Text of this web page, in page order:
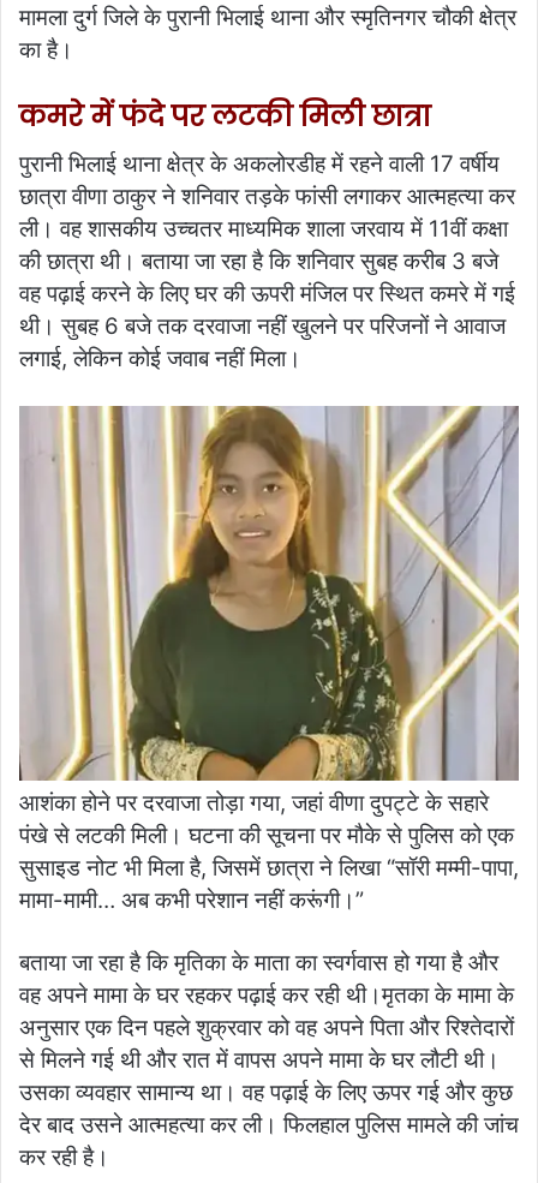
मामला दुर्ग जिले के पुरानी भिलाई थाना और स्मृतिनगर चौकी क्षेत्र
का है।
कमरे में फंदे पर लटकी मिली छात्रा
पुरानी भिलाई थाना क्षेत्र के अकलोरडीह में रहने वाली 17 वर्षीय
छात्रा वीणा ठाकुर ने शनिवार तड़के फांसी लगाकर आत्महत्या कर
ली। वह शासकीय उच्चतर माध्यमिक शाला जरवाय में 11वीं कक्षा
की छात्रा थी। बताया जा रहा है कि शनिवार सुबह करीब 3 बजे
वह पढ़ाई करने के लिए घर की ऊपरी मंजिल पर स्थित कमरे में गई
थी। सुबह 6 बजे तक दरवाजा नहीं खुलने पर परिजनों ने आवाज
लगाई, लेकिन कोई जवाब नहीं मिला।
आशंका होने पर दरवाजा तोड़ा गया, जहां वीणा दुपट्टे के सहारे
पंखे से लटकी मिली। घटना की सूचना पर मौके से पुलिस को एक
सुसाइड नोट भी मिला है, जिसमें छात्रा ने लिखा “सॉरी मम्मी-पापा,
मामा-मामी… अब कभी परेशान नहीं करूंगी।”
बताया जा रहा है कि मृतिका के माता का स्वर्गवास हो गया है और
वह अपने मामा के घर रहकर पढ़ाई कर रही थी।मृतका के मामा के
अनुसार एक दिन पहले शुक्रवार को वह अपने पिता और रिश्तेदारों
से मिलने गई थी और रात में वापस अपने मामा के घर लौटी थी।
उसका व्यवहार सामान्य था। वह पढ़ाई के लिए ऊपर गई और कुछ
देर बाद उसने आत्महत्या कर ली।फिलहाल पुलिस मामले की जांच
कर रही है।